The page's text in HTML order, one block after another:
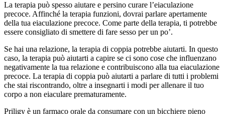
La terapia può spesso aiutare e persino curare l’eiaculazione
precoce. Affinché la terapia funzioni, dovrai parlare apertamente
della tua eiaculazione precoce. Come parte della terapia, ti potrebbe
essere consigliato di smettere di fare sesso per un po’.
Se hai una relazione, la terapia di coppia potrebbe aiutarti. In questo
caso, la terapia può aiutarti a capire se ci sono cose che influenzano
negativamente la tua relazione e contribuiscono alla tua eiaculazione
precoce. La terapia di coppia può aiutarti a parlare di tutti i problemi
che stai riscontrando, oltre a insegnarti i modi per allenare il tuo
corpo a non eiaculare prematuramente.
Priligy è un farmaco orale da consumare con un bicchiere pieno